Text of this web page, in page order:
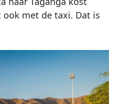
ook met de taxi. Dat is